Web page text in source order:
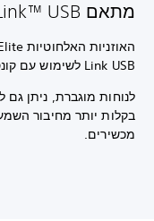
מתאם PlayStation Link™ USB
Link USB לשימוש עם קונסולות PS5, מחשב אישי או Mac.
לנוחות מוגברת, ניתן
בקלות יותר מחיבור
מכשירים.